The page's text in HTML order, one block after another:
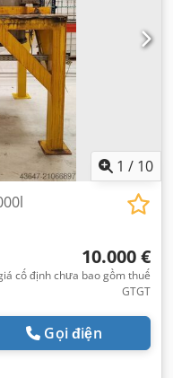
1 / 10
10.000 €
cố định chưa bao gồm thuế
GTGT
Gọi điện